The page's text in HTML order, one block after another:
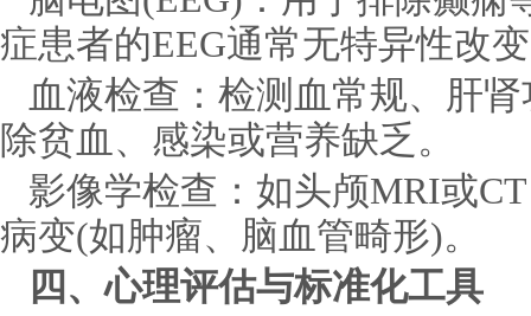
症患者的EEG通常无特异性改
血液检查：检测血常规、肝
除贫血、感染或营养缺乏。
影像学检查：如头颅MRI或
病变(如肿瘤、脑血管畸形)。
四、心理评估与标准化工具